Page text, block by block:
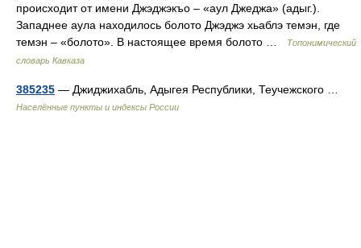
происходит от имени Джэджэкъо – «аул Джеджа» (адыг.).
Западнее аула находилось болото Джэджэ хьаблэ темэн, где
темэн – «болото». В настоящее время болото …
Топонимический
словарь Кавказа
385235 — Джиджихабль, Адыгея Республики, Теучежского …
Населённые пункты и индексы России